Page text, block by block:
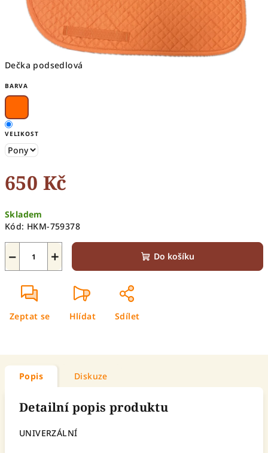
Dečka podsedlová
BARVA
VELIKOST
650 Kč
cena:
Skladem
Kód: HKM-759378
+
− Do košíku
Zeptat se Hlídat Sdílet
Popis Diskuze
Detailní popis produktu
UNIVERZÁLNÍ